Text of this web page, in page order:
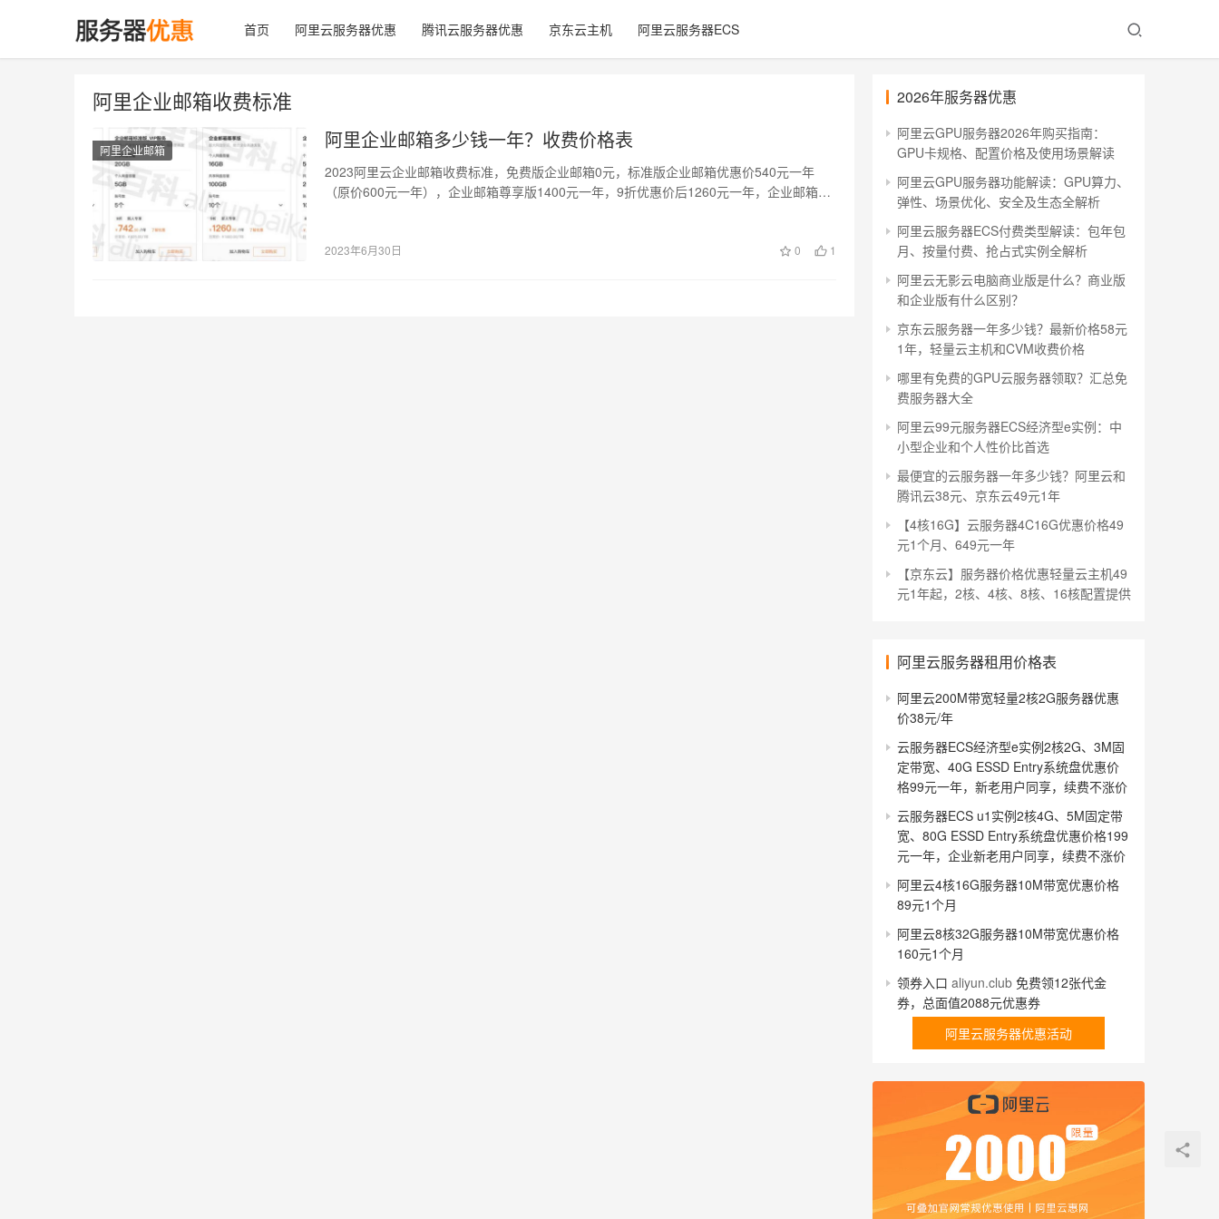
首页 阿里云服务器优惠 腾讯云服务器优惠 京东云主机 阿里云服务器ECS
阿里企业邮箱收费标准
阿里企业邮箱 阿里企业邮箱多少钱一年？收费价格表
2023阿里云企业邮箱收费标准，免费版企业邮箱0元，标准版企业邮箱优惠价540元一年
（原价600元一年），企业邮箱尊享版1400元一年，9折优惠价后1260元一年，企业邮箱集
2023年6月30日 0 1
2026年服务器优惠
阿里云GPU服务器2026年购买指南：
GPU卡规格、配置价格及使用场景解读
阿里云GPU服务器功能解读：GPU算力、
弹性、场景优化、安全及生态全解析
阿里云服务器ECS付费类型解读：包年包
月、按量付费、抢占式实例全解析
阿里云无影云电脑商业版是什么？商业版
和企业版有什么区别？
京东云服务器一年多少钱？最新价格58元
1年，轻量云主机和CVM收费价格
哪里有免费的GPU云服务器领取？汇总免
费服务器大全
阿里云99元服务器ECS经济型e实例：中
小型企业和个人性价比首选
最便宜的云服务器一年多少钱？阿里云和
腾讯云38元、京东云49元1年
【4核16G】云服务器4C16G优惠价格49
元1个月、649元一年
【京东云】服务器价格优惠轻量云主机49
元1年起，2核、4核、8核、16核配置提供
阿里云服务器租用价格表
阿里云200M带宽轻量2核2G服务器优惠
价38元/年
云服务器ECS经济型e实例2核2G、3M固
定带宽、40G ESSD Entry系统盘优惠价
格99元一年，新老用户同享，续费不涨价
云服务器ECS u1实例2核4G、5M固定带
宽、80G ESSD Entry系统盘优惠价格199
元一年，企业新老用户同享，续费不涨价
阿里云4核16G服务器10M带宽优惠价格
89元1个月
阿里云8核32G服务器10M带宽优惠价格
160元1个月
领券入口 aliyun.club 免费领12张代金
券，总面值2088元优惠券
阿里云服务器优惠活动